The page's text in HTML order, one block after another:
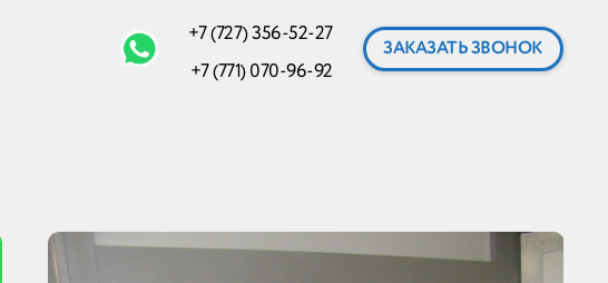
+7 (727) 356-52-27
+7 (771) 070-96-92
ЗАКАЗАТЬ ЗВОНОК